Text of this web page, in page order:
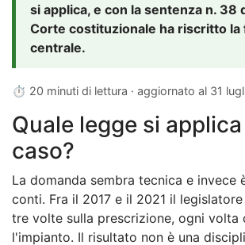
si applica, e con la sentenza n. 38
Corte costituzionale ha riscritto la
centrale.
⏱ 20 minuti di lettura · aggiornato al 31
Quale legge si
caso?
La domanda sembra tecnica e invece
conti. Fra il 2017 e il 2021 il
tre volte sulla prescrizione, ogni volta
l'impianto. Il risultato non è una